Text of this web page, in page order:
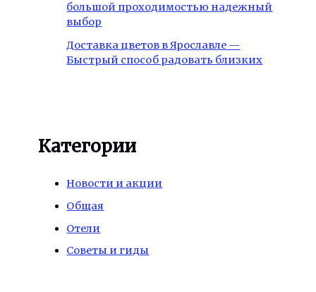
большой проходимостью надежный
выбор
Доставка цветов в Ярославле —
Быстрый способ радовать близких
Категории
Новости и акции
Общая
Отели
Советы и гиды